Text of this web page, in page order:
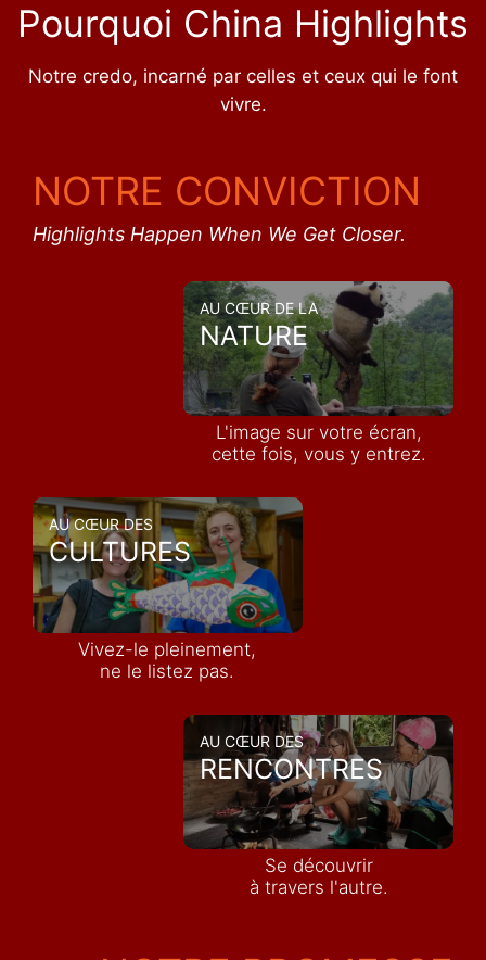
Pourquoi China Highlights
Notre credo, incarné par celles et ceux qui le font
vivre.
NOTRE CONVICTION
Highlights Happen When We Get Closer.
AU CŒUR DE LA
NATURE
L'image sur votre écran,
cette fois, vous y entrez.
AU CŒUR DES
CULTURES
Vivez-le pleinement,
ne le listez pas.
AU CŒUR DES
RENCONTRES
Se découvrir
à travers l'autre.